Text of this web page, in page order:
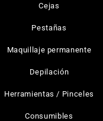
Cejas
Pestañas
Maquillaje permanente
Depilación
Herramientas / Pinceles
Consumibles